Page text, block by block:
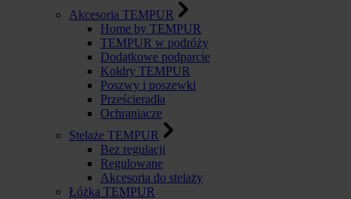
Akcesoria TEMPUR
Home by TEMPUR
TEMPUR w podróży
Dodatkowe podparcie
Kołdry TEMPUR
Poszwy i poszewki
Prześcieradła
Ochraniacze
Stelaże TEMPUR
Bez regulacji
Regulowane
Akcesoria do stelaży
Łóżka TEMPUR